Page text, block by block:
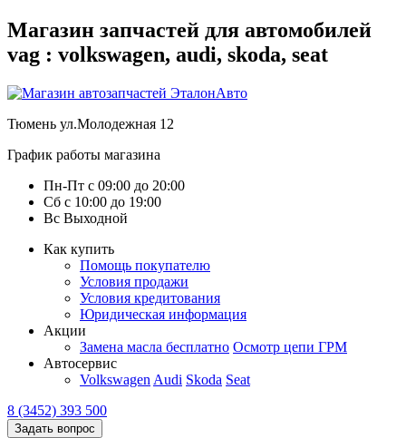
Магазин запчастей для автомобилей
vag : volkswagen, audi, skoda, seat
Тюмень ул.Молодежная 12
График работы магазина
Пн-Пт с 09:00 до 20:00
Сб с 10:00 до 19:00
Вс Выходной
Как купить
Помощь покупателю
Условия продажи
Условия кредитования
Юридическая информация
Акции
Замена масла бесплатно Осмотр цепи ГРМ
Автосервис
Volkswagen Audi Skoda Seat
8 (3452) 393 500
Задать вопрос